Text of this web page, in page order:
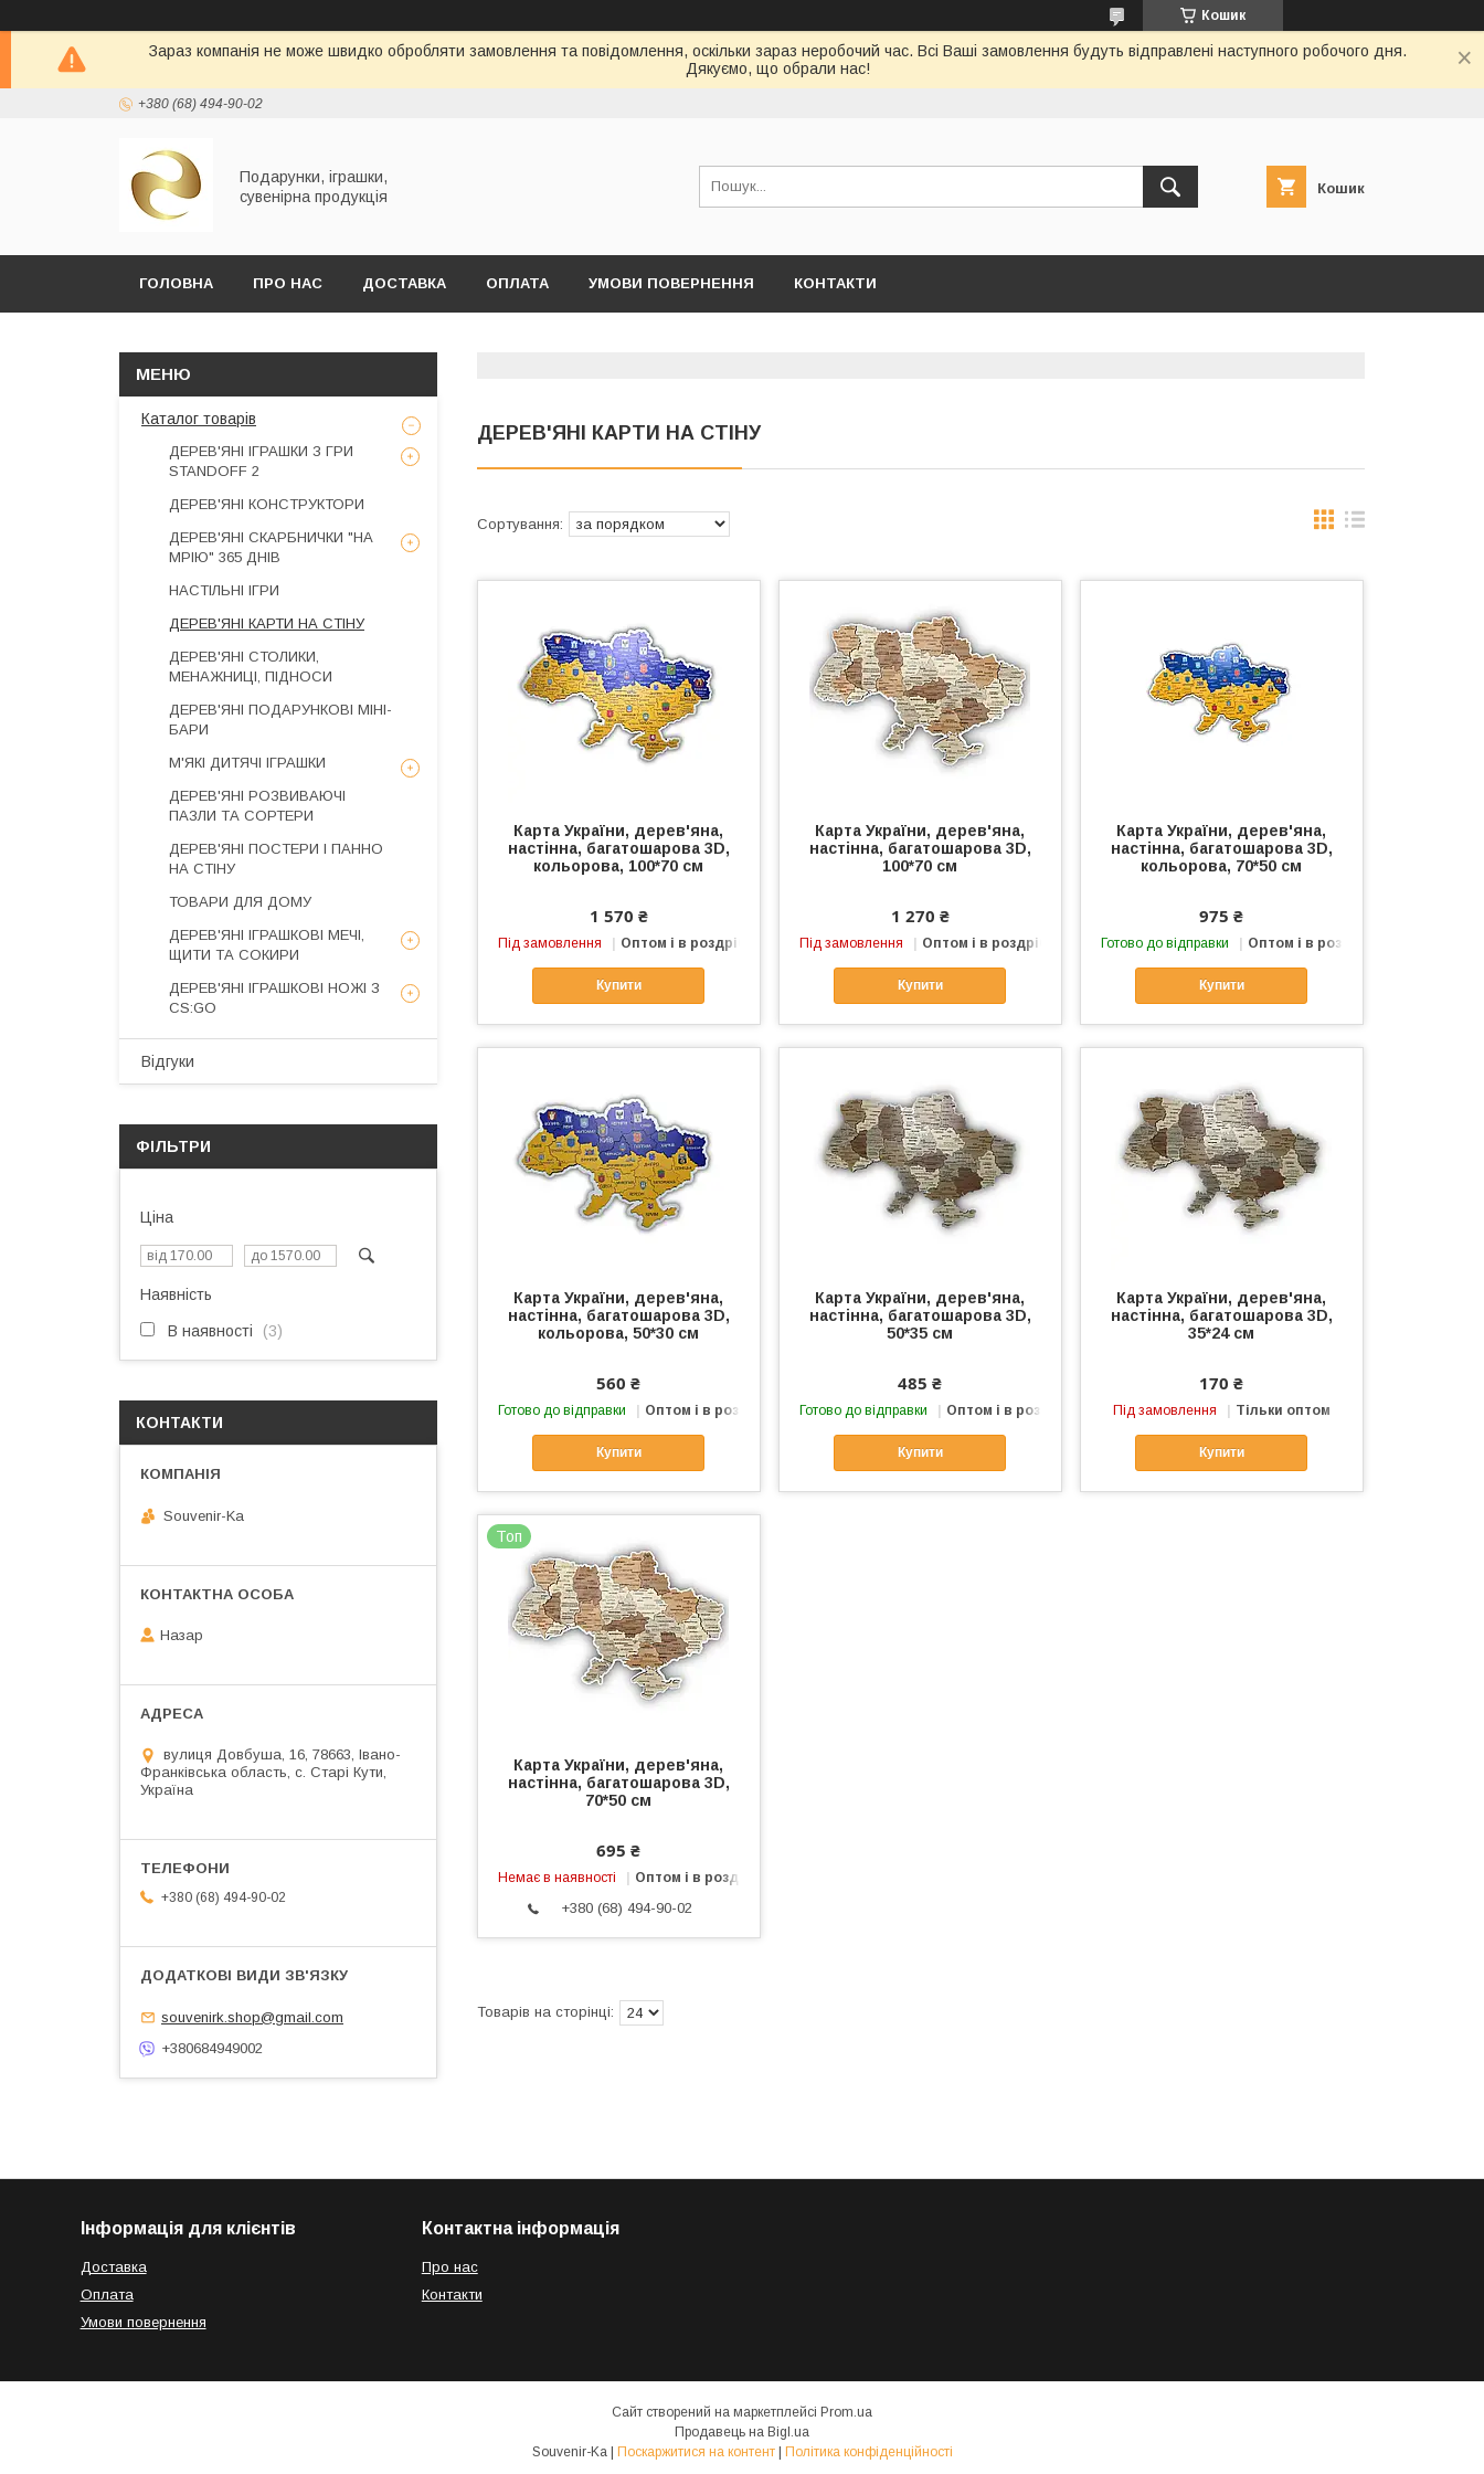
Кошик
Зараз компанія не може швидко обробляти замовлення та повідомлення, оскільки зараз неробочий час. Всі Ваші замовлення будуть відправлені наступного робочого дня.
Дякуємо, що обрали нас!
+380 (68) 494-90-02
Подарунки, іграшки,
сувенірна продукція
Кошик
ГОЛОВНА ПРО НАС ДОСТАВКА ОПЛАТА УМОВИ ПОВЕРНЕННЯ КОНТАКТИ
ДЕРЕВ'ЯНІ КАРТИ НА СТІНУ
Карта України, дерев'яна,
настінна, багатошарова 3D,
кольорова, 100*70 см
1 570 ₴
Під замовлення Оптом і в роздріб
Купити
Карта України, дерев'яна,
настінна, багатошарова 3D,
100*70 см
1 270 ₴
Під замовлення Оптом і в роздріб
Купити
Карта України, дерев'яна,
настінна, багатошарова 3D,
кольорова, 70*50 см
975 ₴
Готово до відправки Оптом і в роздріб
Купити
Карта України, дерев'яна,
настінна, багатошарова 3D,
кольорова, 50*30 см
560 ₴
Готово до відправки Оптом і в роздріб
Купити
Карта України, дерев'яна,
настінна, багатошарова 3D,
50*35 см
485 ₴
Готово до відправки Оптом і в роздріб
Купити
Карта України, дерев'яна,
настінна, багатошарова 3D,
35*24 см
170 ₴
Під замовлення Тільки оптом
Купити
Топ
Карта України, дерев'яна,
настінна, багатошарова 3D,
70*50 см
695 ₴
Немає в наявності Оптом і в роздріб
+380 (68) 494-90-02
Каталог товарів
ДЕРЕВ'ЯНІ ІГРАШКИ З ГРИ
STANDOFF 2
ДЕРЕВ'ЯНІ КОНСТРУКТОРИ
ДЕРЕВ'ЯНІ СКАРБНИЧКИ "НА
МРІЮ" 365 ДНІВ
НАСТІЛЬНІ ІГРИ
ДЕРЕВ'ЯНІ КАРТИ НА СТІНУ
ДЕРЕВ'ЯНІ СТОЛИКИ,
МЕНАЖНИЦІ, ПІДНОСИ
ДЕРЕВ'ЯНІ ПОДАРУНКОВІ МІНІ-
БАРИ
М'ЯКІ ДИТЯЧІ ІГРАШКИ
ДЕРЕВ'ЯНІ РОЗВИВАЮЧІ
ПАЗЛИ ТА СОРТЕРИ
ДЕРЕВ'ЯНІ ПОСТЕРИ І ПАННО
НА СТІНУ
ТОВАРИ ДЛЯ ДОМУ
ДЕРЕВ'ЯНІ ІГРАШКОВІ МЕЧІ,
ЩИТИ ТА СОКИРИ
ДЕРЕВ'ЯНІ ІГРАШКОВІ НОЖІ З
CS:GO
Відгуки
ФІЛЬТРИ
Ціна
Наявність
В наявності 3
КОНТАКТИ
Souvenir-Ka
Назар
вулиця Довбуша, 16, 78663, Івано-
Франківська область, с. Старі Кути,
Україна
+380 (68) 494-90-02
souvenirk.shop@gmail.com
+380684949002
Інформація для клієнтів
Доставка
Оплата
Умови повернення
Контактна інформація
Про нас
Контакти
Сайт створений на маркетплейсі Prom.ua
Продавець на Bigl.ua
Поскаржитися на контент Політика конфіденційності